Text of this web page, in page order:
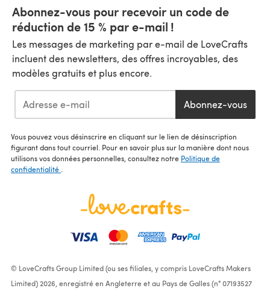
Abonnez-vous pour recevoir un code de
réduction de 15 % par e-mail !
Les messages de marketing par e-mail de LoveCrafts
incluent des newsletters, des offres incroyables, des
modèles gratuits et plus encore.
Abonnez-vous
Vous pouvez vous désinscrire en cliquant sur le lien de désinscription
figurant dans tout courriel. Pour en savoir plus sur la manière dont nous
utilisons vos données personnelles, consultez notre Politique de
confidentialité
© LoveCrafts Group Limited (ou ses filiales, y compris LoveCrafts Makers
Limited) 2026, enregistré en Angleterre et au Pays de Galles (n° 07193527